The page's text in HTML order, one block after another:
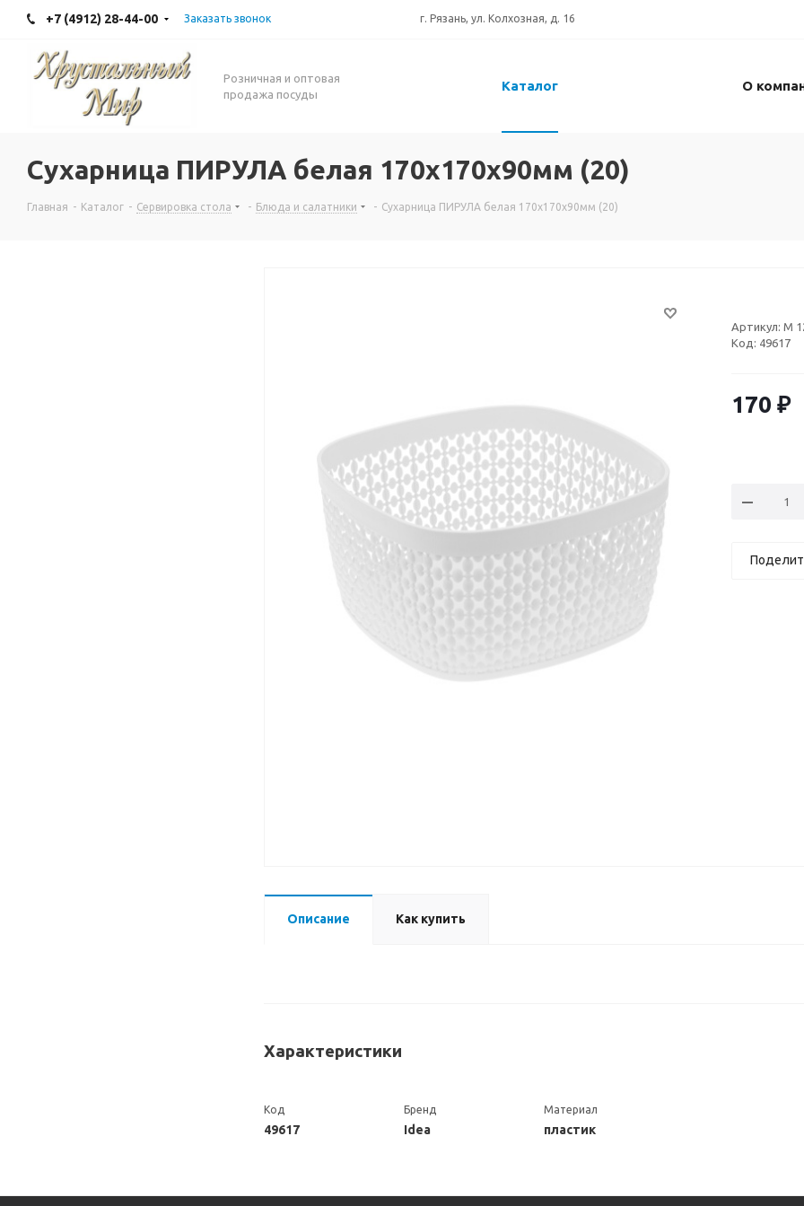
+7 (4912) 28-44-00 Заказать звонок г. Рязань, ул. Колхозная, д. 16
Розничная и оптовая
продажа посуды
Каталог О
Сухарница ПИРУЛА белая 170x170x90мм (20)
Главная - Каталог - Сервировка стола - Блюда и салатники - Сухарница ПИРУЛА белая 170x170x90мм (20)
Артикул: М
Код: 49617
170 ₽
Описание Как купить
Характеристики
Код
49617
Бренд
Idea
Материал
пластик